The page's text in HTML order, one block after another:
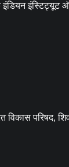
इंडियन
विकास परिषद,